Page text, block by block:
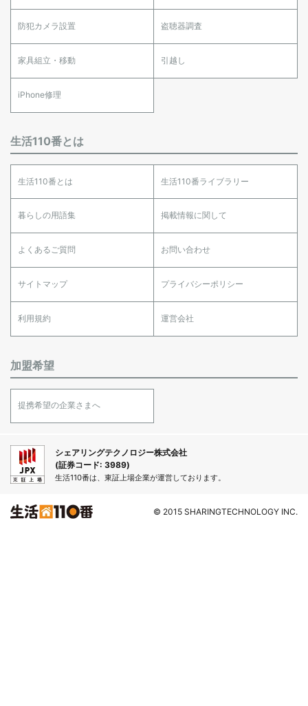
防犯カメラ設置 盗聴器調査
家具組立・移動 引越し
iPhone修理
生活110番とは
生活110番とは 生活110番ライブラリー
暮らしの用語集 掲載情報に関して
よくあるご質問 お問い合わせ
サイトマップ プライバシーポリシー
利用規約 運営会社
加盟希望
提携希望の企業さまへ
シェアリングテクノロジー株式会社
(証券コード: 3989)
生活110番は、東証上場企業が運営しております。
© 2015 SHARINGTECHNOLOGY INC.